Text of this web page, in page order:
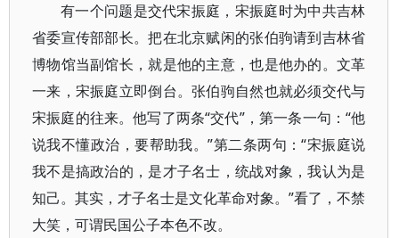
有一个问题是交代宋振庭，宋振庭时为中共吉林
省委宣传部部长。把在北京赋闲的张伯驹请到吉林省
博物馆当副馆长，就是他的主意，也是他办的。文革
一来，宋振庭立即倒台。张伯驹自然也就必须交代与
宋振庭的往来。他写了两条“交代”，第一条一句：“他
说我不懂政治，要帮助我。”第二条两句：“宋振庭说
我不是搞政治的，是才子名士，统战对象，我认为是
知己。其实，才子名士是文化革命对象。”看了，不禁
大笑，可谓民国公子本色不改。